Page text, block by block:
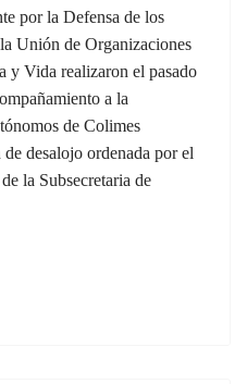
por la Defensa de los
Unión de Organizaciones
y Vida realizaron el pasado
a la
de Colimes
desalojo ordenada por el
la Subsecretaria de